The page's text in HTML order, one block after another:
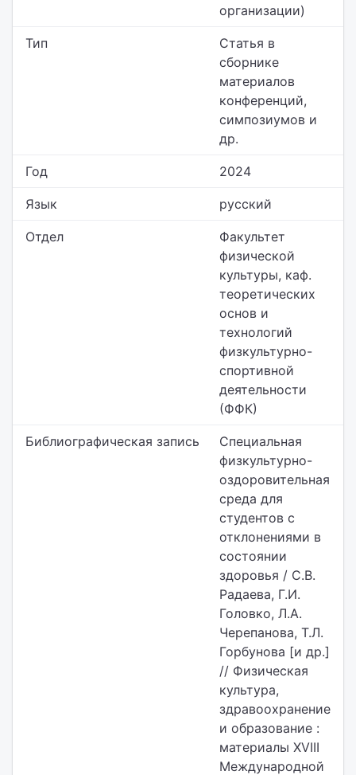
организации)
Тип
Статья в
сборнике
материалов
конференций,
симпозиумов и
др.
Год 2024
Язык русский
Отдел
Факультет
физической
культуры, каф.
теоретических
основ и
технологий
физкультурно-
спортивной
деятельности
(ФФК)
Библиографическая запись
Специальная
физкультурно-
оздоровительная
среда для
студентов с
отклонениями в
состоянии
здоровья / С.В.
Радаева, Г.И.
Головко, Л.А.
Черепанова, Т.Л.
Горбунова [и др.]
// Физическая
культура,
здравоохранение
и образование :
материалы XVIII
Международной